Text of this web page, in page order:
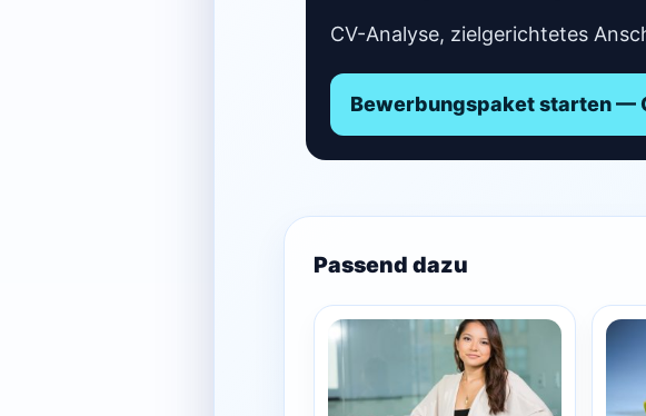
CV-Analyse, zielgerichtetes
Bewerbungspaket starten —
Passend dazu